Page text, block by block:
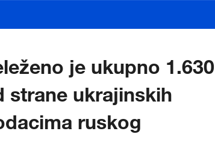
je ukupno 1.630
strane ukrajinskih
ruskog